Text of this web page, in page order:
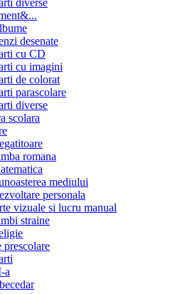
diverse
desenate
cu CD
cu imagini
de colorat
parascolare
diverse
scolara
romana
mediului
personala
vizuale si lucru manual
straine
prescolare
a